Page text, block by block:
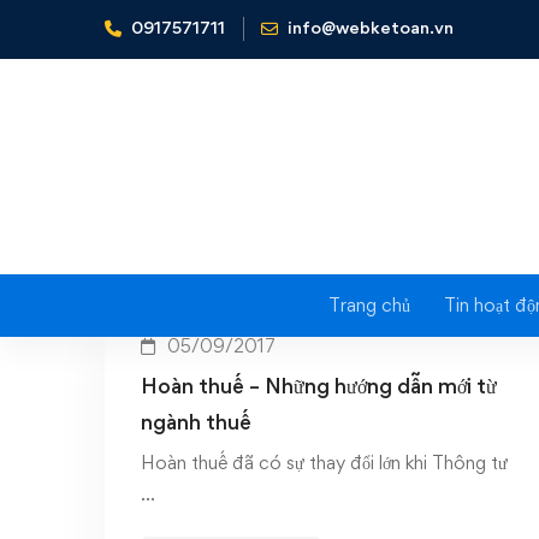
0917571711 info@webketoan.vn
Trang chủ Tin hoạt
Home Hoàn thuế
05/09/2017
Hoàn thuế – Những hướng dẫn mới từ
ngành thuế
Hoàn thuế đã có sự thay đổi lớn khi Thông tư
…